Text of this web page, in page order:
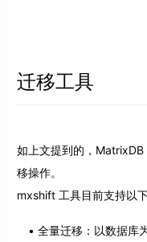
迁移工具
如上文提到的，
移操作。
mxshift 工具目前支持以
全量迁移：以数据库